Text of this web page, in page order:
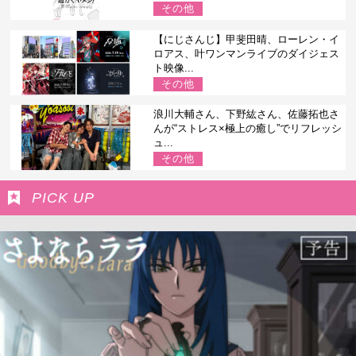
その他
【にじさんじ】甲斐田晴、ローレン・イ
ロアス、叶ワンマンライブのダイジェス
ト映像...
その他
浪川大輔さん、下野紘さん、佐藤拓也さ
んが“ストレス×極上の癒し”でリフレッシ
ュ...
その他
PICK UP